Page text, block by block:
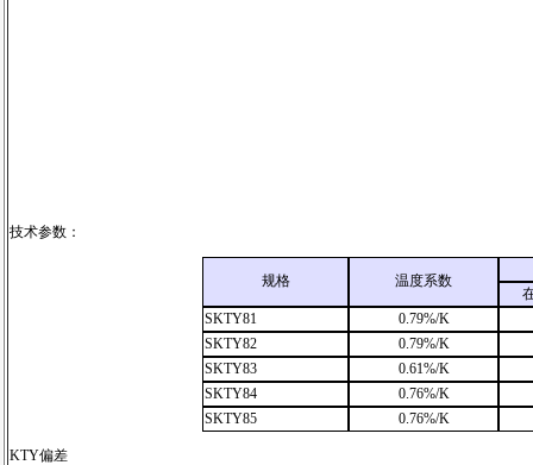
技术参数：
规格 温度系数
SKTY81
0.79%/K
SKTY82
0.79%/K
SKTY83
0.61%/K
SKTY84
0.76%/K
SKTY85
0.76%/K
KTY偏差